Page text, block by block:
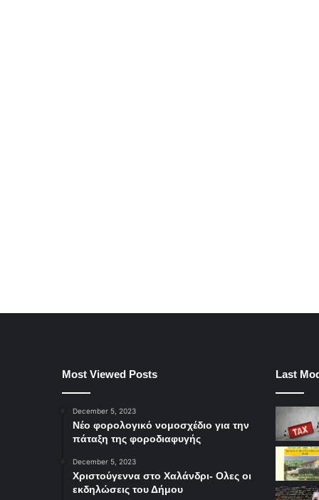
Most Viewed Posts
December 5, 2023
Νέο φορολογικό νομοσχέδιο για την
πάταξη της φοροδιαφυγής
December 5, 2023
Χριστούγεννα στο Χαλάνδρι- Ολες οι
εκδηλώσεις του Δήμου
Last